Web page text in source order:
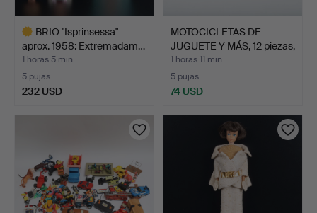
BRIO "Isprinsessa"
aprox. 1958: Extremadam…
1 horas 5 min
5 pujas
232 USD
MOTOCICLETAS DE
JUGUETE Y MÁS, 12 piezas,
…
1 horas 11 min
5 pujas
74 USD